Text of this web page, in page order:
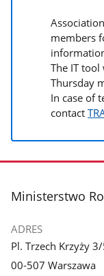
members
The IT
Thursday
In case of
contact
stopka
Ministerstwo
ADRES
Pl. Trzech Krzyży
00-507 Warszawa